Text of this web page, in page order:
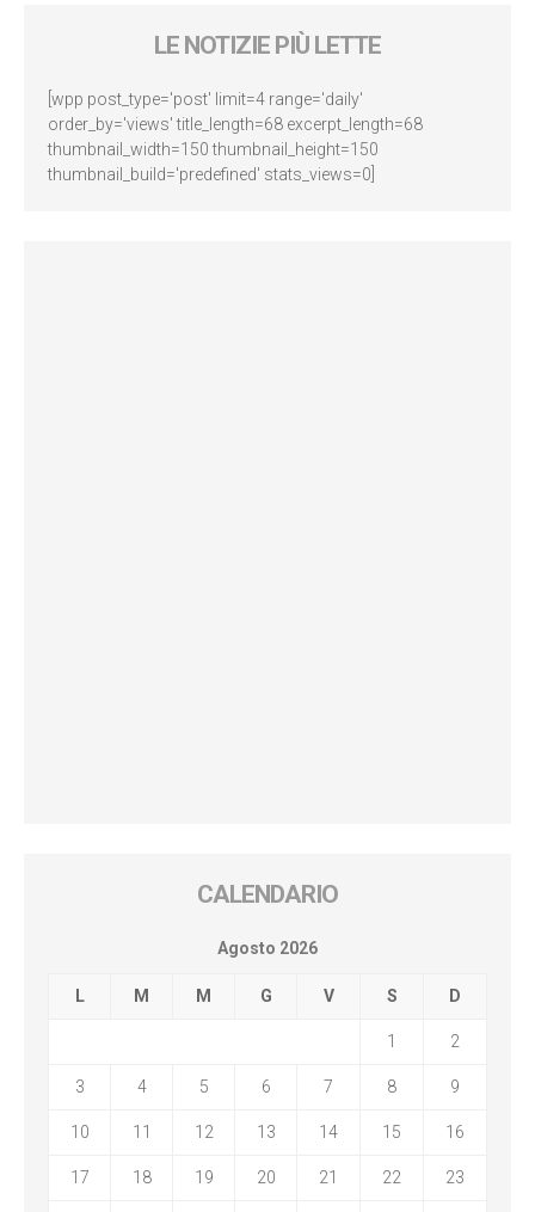
LE NOTIZIE PIÙ LETTE
[wpp post_type='post' limit=4 range='daily'
order_by='views' title_length=68 excerpt_length=68
thumbnail_width=150 thumbnail_height=150
thumbnail_build='predefined' stats_views=0]
CALENDARIO
Agosto 2026
L M M G V S D
1 2
3 4 5 6 7 8 9
10 11 12 13 14 15 16
17 18 19 20 21 22 23